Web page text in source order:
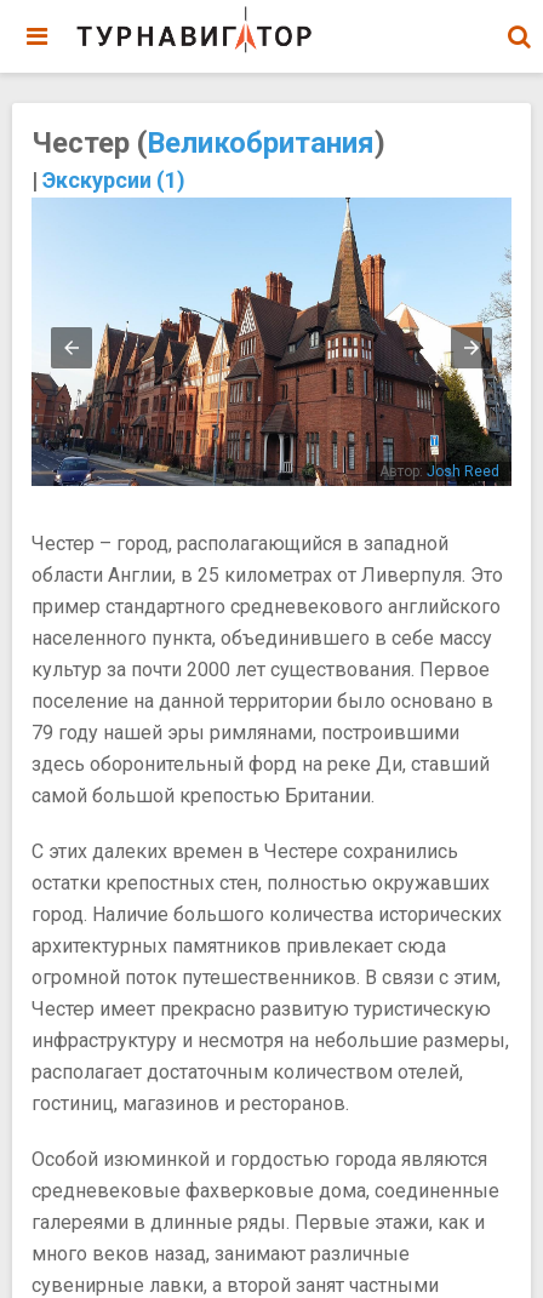
Честер (Великобритания)
| Экскурсии (1)
Автор: Josh Reed
Честер – город, располагающийся в западной
области Англии, в 25 километрах от Ливeрпуля. Это
пример стандартного средневекового английского
населенного пункта, объединившего в себе массу
культур за почти 2000 лет существования. Первое
поселение на данной территории было основано в
79 году нашей эры римлянами, построившими
здесь оборонительный форд на реке Ди, ставший
самой большой крепостью Британии.
С этих далеких времен в Честере сохранились
остатки крепостных стен, полностью окружавших
город. Наличие большого количества исторических
архитектурных памятников привлекает сюда
огромной поток путешественников. В связи с этим,
Честер имеет прекрасно развитую туристическую
инфраструктуру и несмотря на небольшие размеры,
располагает достаточным количеством отелей,
гостиниц, магазинов и ресторанов.
Особой изюминкой и гордостью города являются
средневековые фахверковые дома, соединенные
галереями в длинные ряды. Первые этажи, как и
много веков назад, занимают различные
сувенирные лавки, а второй занят частными